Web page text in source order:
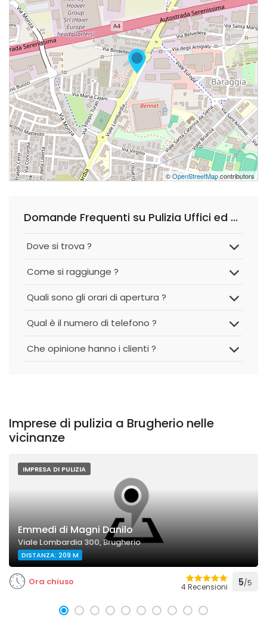
©OpenStreetMapcontributors
Domande Frequenti su Pulizia Uffici ed Appartamenti su Brugherio e Provincia di Monza
Dove si trova ?
Come si raggiunge ?
Quali sono gli orari di apertura ?
Qual è il numero di telefono ?
Che opinione hanno i clienti ?
Imprese di pulizia a Brugherio nelle
vicinanze
IMPRESA DI PULIZIA
Emmedi di Magni Danilo
Viale Lombardia 300, Brugherio
DISTANZA: 209 M
Ora chiuso 4 Recensioni 5/5